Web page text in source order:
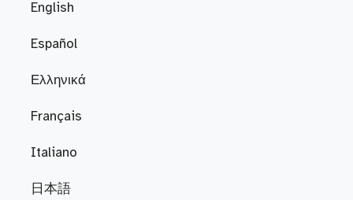
English
Español
Ελληνικά
Français
Italiano
日本語